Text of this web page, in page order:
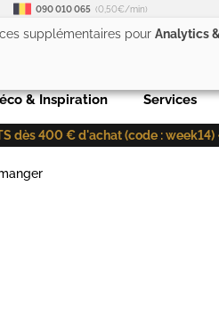
090 010 065 (0,50€/min)
& Inspiration Services
dès 400 € d'achat (code :
supplémentaires pour Analytics